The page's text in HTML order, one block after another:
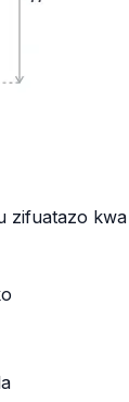
zifuatazo